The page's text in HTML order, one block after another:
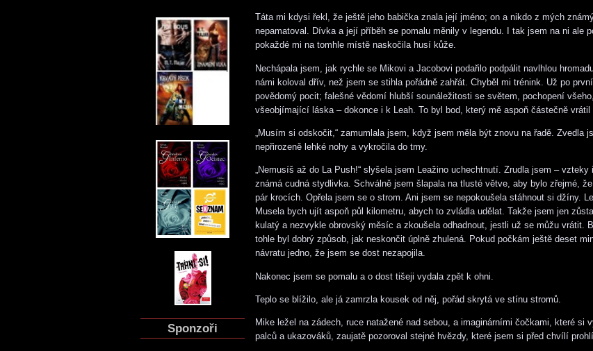
Sponzoři
Táta mi kdysi řekl, že ještě jeho babička znala její jméno; on a nikdo z mých
nepamatoval. Dívka a její příběh se pomalu měnily v legendu. I tak jsem na ni ale
pokaždé mi na tomhle místě naskočila husí kůže.
Nechápala jsem, jak rychle se Mikovi a Jacobovi podařilo podpálit navlhlou
námi koloval dřív, než jsem se stihla pořádně zahřát. Chyběl mi trénink. Už po
povědomý pocit; falešné vědomí hlubší sounáležitosti se světem, pochopení
všeobjímající láska – dokonce i k Leah. To byl bod, který mě aspoň částečně vrátil
„Musím si odskočit,“ zamumlala jsem, když jsem měla být znovu na řadě. Zvedla
nepřirozeně lehké nohy a vykročila do tmy.
„Nemusíš až do La Push!“ slyšela jsem Leažino uchechtnutí. Zrudla jsem –
známá cudná stydlivka. Schválně jsem šlapala na tlusté větve, aby bylo zřejmé,
pár krocích. Opřela jsem se o strom. Ani jsem se nepokoušela stáhnout si džíny.
Musela bych ujít aspoň půl kilometru, abych to zvládla udělat. Takže jsem jen
kulatý a nezvykle obrovský měsíc a zkoušela odhadnout, jestli už se můžu vrátit.
tohle byl dobrý způsob, jak neskončit úplně zhulená. Pokud počkám ještě deset
návratu jedno, že jsem se dost nezapojila.
Nakonec jsem se pomalu a o dost tišeji vydala zpět k ohni.
Teplo se blížilo, ale já zamrzla kousek od něj, pořád skrytá ve stínu stromů.
Mike ležel na zádech, ruce natažené nad sebou, a imaginárními čočkami, které si
palců a ukazováků, zaujatě pozoroval stejné hvězdy, které jsem si před chvílí